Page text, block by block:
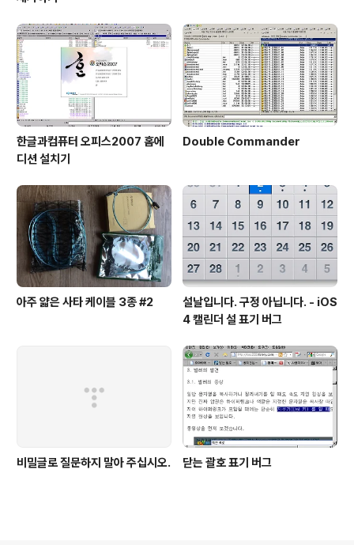
한글과컴퓨터 오피스2007 홈에
디션 설치기
Double Commander
아주 얇은 사타 케이블 3종 #2
설날입니다. 구정 아닙니다. - iOS
4 캘린더 설 표기 버그
비밀글로 질문하지 말아 주십시오. 닫는 괄호 표기 버그